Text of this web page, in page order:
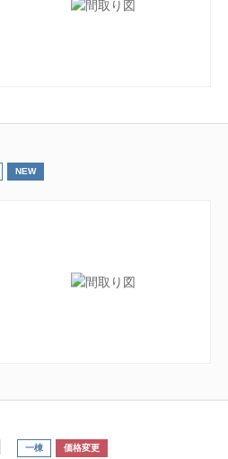
NEW
一棟 価格変更